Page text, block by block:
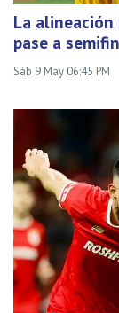
La alineación
pase a
Sáb 9 May 06:45 PM